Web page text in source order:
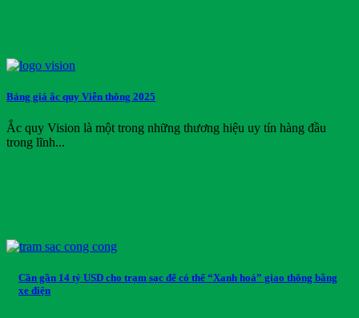
Bảng giá ắc quy Viễn thông 2025
Ắc quy Vision là một trong những thương hiệu uy tín hàng đầu
trong lĩnh...
Cần gần 14 tỷ USD cho trạm sạc để có thể “Xanh hoá” giao thông bằng
xe điện